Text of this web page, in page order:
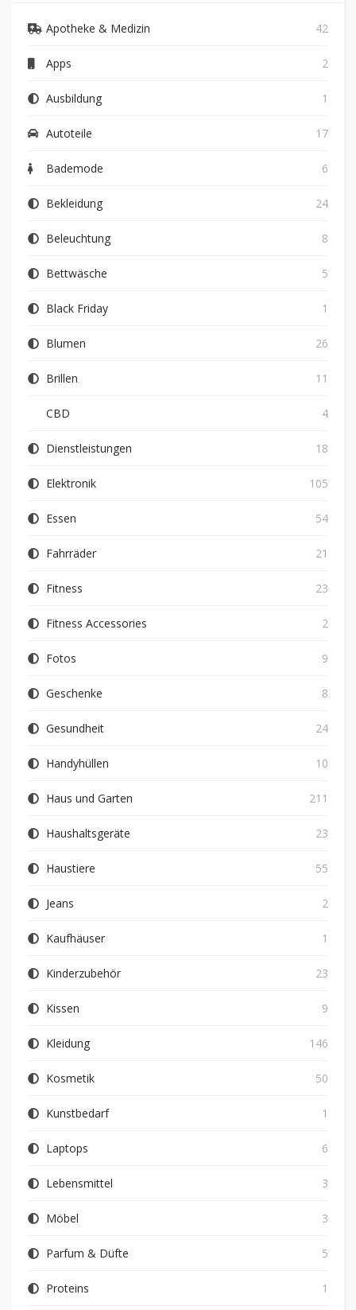
Apotheke & Medizin 42
Apps 2
Ausbildung 1
Autoteile 17
Bademode 6
Bekleidung 24
Beleuchtung 8
Bettwäsche 5
Black Friday 1
Blumen 26
Brillen 11
CBD 4
Dienstleistungen 18
Elektronik 105
Essen 54
Fahrräder 21
Fitness 23
Fitness Accessories 2
Fotos 9
Geschenke 8
Gesundheit 24
Handyhüllen 10
Haus und Garten 211
Haushaltsgeräte 23
Haustiere 55
Jeans 2
Kaufhäuser 1
Kinderzubehör 23
Kissen 9
Kleidung 146
Kosmetik 50
Kunstbedarf 1
Laptops 6
Lebensmittel 3
Möbel 3
Parfum & Düfte 5
Proteins 1